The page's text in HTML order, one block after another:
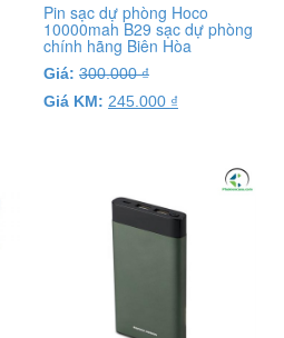
Pin sạc dự phòng Hoco
10000mah B29 sạc dự phòng
chính hãng Biên Hòa
Giá: 300.000₫
Giá KM: 245.000 ₫